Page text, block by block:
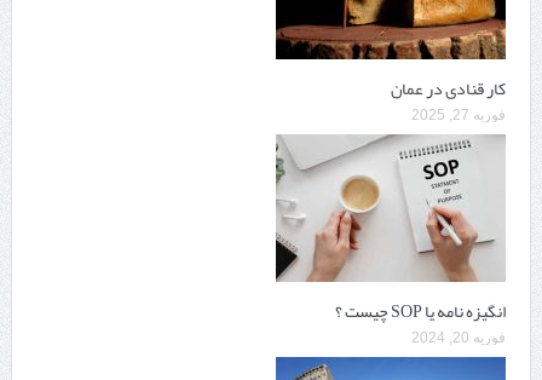
کار قنادی در عمان
فوریه 27, 2025
انگیزه نامه یا SOP چیست ؟
فوریه 20, 2024